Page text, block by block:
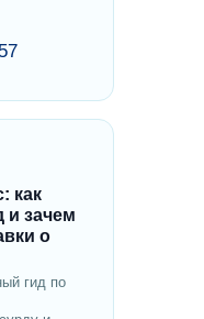
как
и зачем
о
гид по